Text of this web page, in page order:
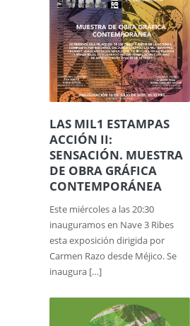
LAS MIL1 ESTAMPAS
ACCIÓN II:
SENSACIÓN. MUESTRA
DE OBRA GRÁFICA
CONTEMPORÁNEA
Este miércoles a las 20:30
inauguramos en Nave 3 Ribes
esta exposición dirigida por
Carmen Razo desde Méjico. Se
inaugura […]